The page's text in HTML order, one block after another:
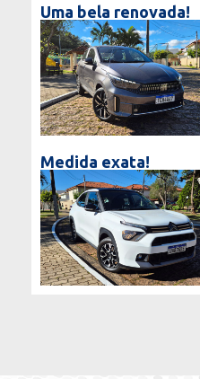
Uma bela renovada!
Medida exata!